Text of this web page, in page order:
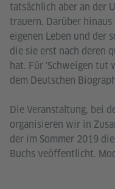
tatsächlich aber an der
trauern. Darüber
eigenen Leben und der
die sie erst nach deren
hat. Für 'Schweigen tut
dem Deutschen
Die Veranstaltung, bei
organisieren wir in
der im Sommer 2019
Buchs veöffentlicht.